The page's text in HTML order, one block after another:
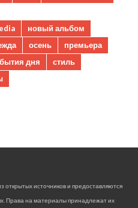
новый альбом
осень
премьера
дня
стиль
источников и предоставляются
Права на материалы принадлежат их